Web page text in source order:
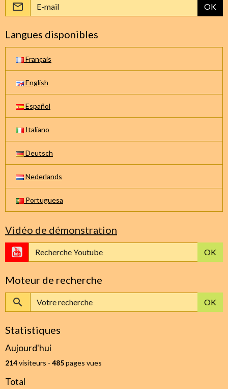
OK
Langues disponibles
Français
English
Español
Italiano
Deutsch
Nederlands
Portuguesa
Vidéo de démonstration
OK
Moteur de recherche
OK
Statistiques
Aujourd'hui
214visiteurs - 485pages vues
Total